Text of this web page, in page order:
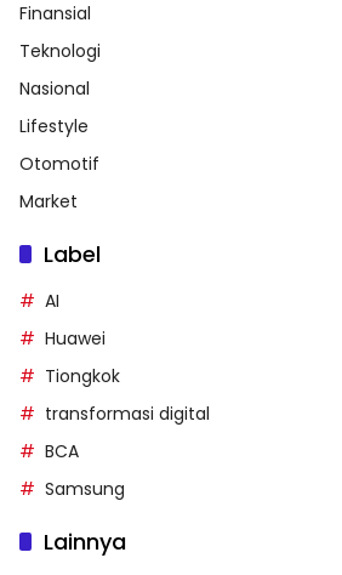
Finansial
Teknologi
Nasional
Lifestyle
Otomotif
Market
Label
AI
Huawei
Tiongkok
transformasi digital
BCA
Samsung
Lainnya